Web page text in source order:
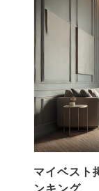
マイベスト
ンキング